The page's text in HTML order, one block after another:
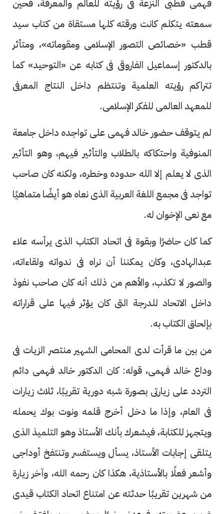
فهمى قطبى النزعة فى رؤيته للعالم والمعرفة، فحين
سمعته يتكلم كانت ورقته كلها مستقاة من كتاب سيد
قطب «خصائص التصور الإسلامى ومقوماته»، ومتأثر
بالدكتور إسماعيل الفاروقى فى كتابه عن «التوحيد» كما
تتراكم رؤيته العلمية وتنتظم داخل النتاج المعرفى
للمعهد العالمى للفكر الإسلامى.
لم يتوقف حضور خالد فهمى على تواجده داخل جامعة
المنوفية واحتكاكه بالطلاب والتأثير فيهم، وهو التأثير
الذى لا يعلم إلا الله حدوده وخطره، ولكنه كان صاحب
تواجد فى مجمع اللغة العربية الذى نعاه هو أيضًا متماهيًا
مع نعى الإخوان له.
كما كان حاضرًا وبقوة فى اتحاد الكتاب الذى يرأسه علاء
عبدالهادى، وكان يمكننا أن نراه فى ندواته ولقاءاته،
والصور لا تكذب، والأهم من ذلك أنه كان صاحب نفوذ
داخل الاتحاد للدرجة التى كان يؤثر فيها على قراراته
بإلحاق الكتاب به.
من بين ما قرأت لدى المحامى الشهير منتصر الزيات فى
وداع خالد فهمى، قوله: كان الدكتور خالد فهمى دائم
التردد على زيارتى بصورة شبه دورية تقريبًا، ثلاث زيارات
فى العام، وإذا ما دخل أخرج قلمه ونوت بوك يحمله
ويتجهز للكتابة، فيشعرك بأنك الأستاذ وهو التلميذ الذى
يتلقى إجابات الأستاذ، يسأل ويستفسر وتنتفخ أوداجى
وأشعر فعلًا بالأستاذية، هكذا كان رحمه الله، وآخر زيارة
من شهرين تقريبًا حدثته عن امتناع اتحاد الكتاب قيدى